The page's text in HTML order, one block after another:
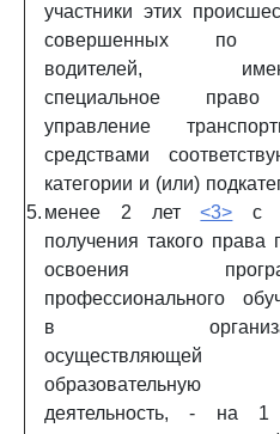
5.
участники этих
совершенных по
водителей,
специальное
управление
средствами
категории и (или)
менее 2 лет<3> с
получения такого права
освоения
профессионального
в
осуществляющей
образовательную
деятельность, - на 1